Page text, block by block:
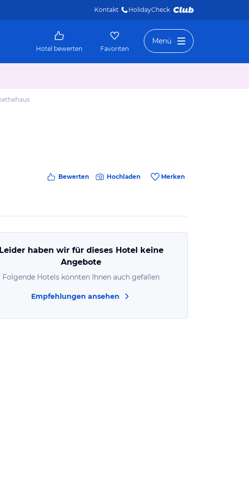
Kontakt HolidayCheck
Hotel bewerten Favoriten
Menü
Bewerten Hochladen Merken
Leider haben wir für dieses Hotel keine
Angebote
Folgende Hotels könnten Ihnen auch gefallen
Empfehlungen ansehen